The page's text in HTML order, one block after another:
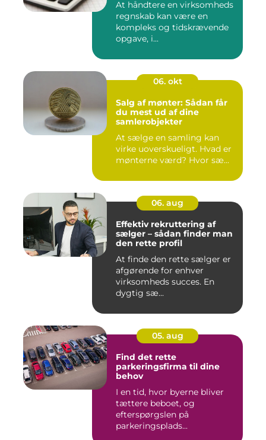
At håndtere en virksomheds
regnskab kan være en
kompleks og tidskrævende
opgave, i...
06. okt
Salg af mønter: Sådan får
du mest ud af dine
samlerobjekter
At sælge en samling kan
virke uoverskueligt. Hvad er
mønterne værd? Hvor sæ...
06. aug
Effektiv rekruttering af
sælger – sådan finder man
den rette profil
At finde den rette sælger er
afgørende for enhver
virksomheds succes. En
dygtig sæ...
05. aug
Find det rette
parkeringsfirma til dine
behov
I en tid, hvor byerne bliver
tættere beboet, og
efterspørgslen på
parkeringsplads...